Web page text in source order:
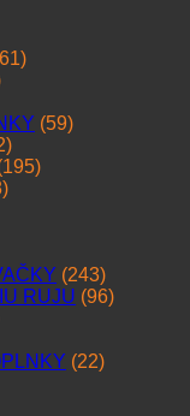
(59)
(243)
RUJU (96)
(22)